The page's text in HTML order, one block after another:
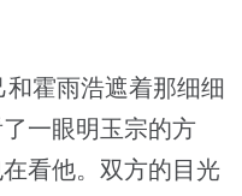
霍雨浩遮着那细细
一眼明玉宗的方
看他。双方的目光